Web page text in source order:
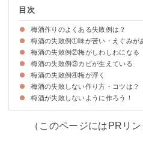
目次
梅酒作りのよくある失敗例は？
梅酒の失敗例①味が苦い・えぐみが
梅酒の味が苦い・えぐみがある原因
梅酒の味が苦い・えぐみがある時の
梅酒の失敗例②梅がしわしわになる
梅がしわしわになる原因
梅がしわしわにならないようにする
梅酒の失敗例③カビが生えている
梅酒にカビが生える原因
梅酒にカビが生えないようにする対
梅酒の失敗例④梅が浮く
梅酒の梅が浮く原因
梅酒の梅が浮く時の対策・防止法
梅酒の失敗しない作り方・コツは？
材料
失敗しない作り方の手順・コツ
梅酒が失敗しないように作ろう！
（このページにはPRリ